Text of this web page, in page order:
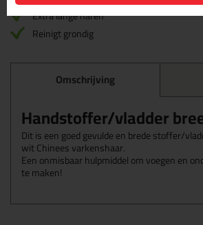
Extra lange haren
Reinigt grondig
Omschrijving
Handstoffer/vladder
Dit is een goed gevulde en brede stoffer/
wit Chinees varkenshaar.
Een onmisbaar hulpmiddel om voegen en
te maken!